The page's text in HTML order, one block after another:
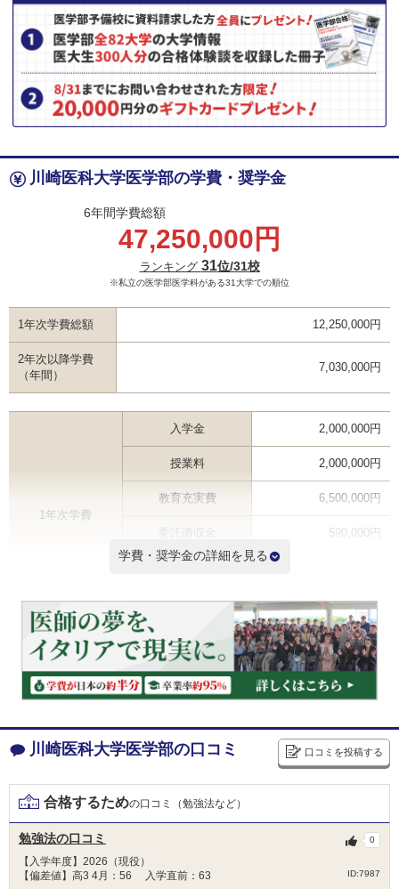
川崎医科大学医学部の学費・奨学金
6年間学費総額
47,250,000円
ランキング 31位/31校
※私立の医学部医学科がある31大学での順位
1年次学費総額 12,250,000円
2年次以降学費
（年間）
7,030,000円
1年次学費
入学金 2,000,000円
授業料 2,000,000円
教育充実費 6,500,000円
委託徴収金 590,000円
合計 12,250,000円
2年次以降学費（年間） ※ 7,030,000円
6年間学費総額 47,250,000円
※2年次学費を掲載しているため3年次以降の学費は記載と異なる場合があります
学費ランキングを見る
学費・奨学金の詳細を見る
川崎医科大学医学部の口コミ 口コミを投稿する
合格するための口コミ（勉強法など）
勉強法の口コミ
【入学年度】2026（現役）
【偏差値】高3 4月：56 入学直前：63
ID:7987
0